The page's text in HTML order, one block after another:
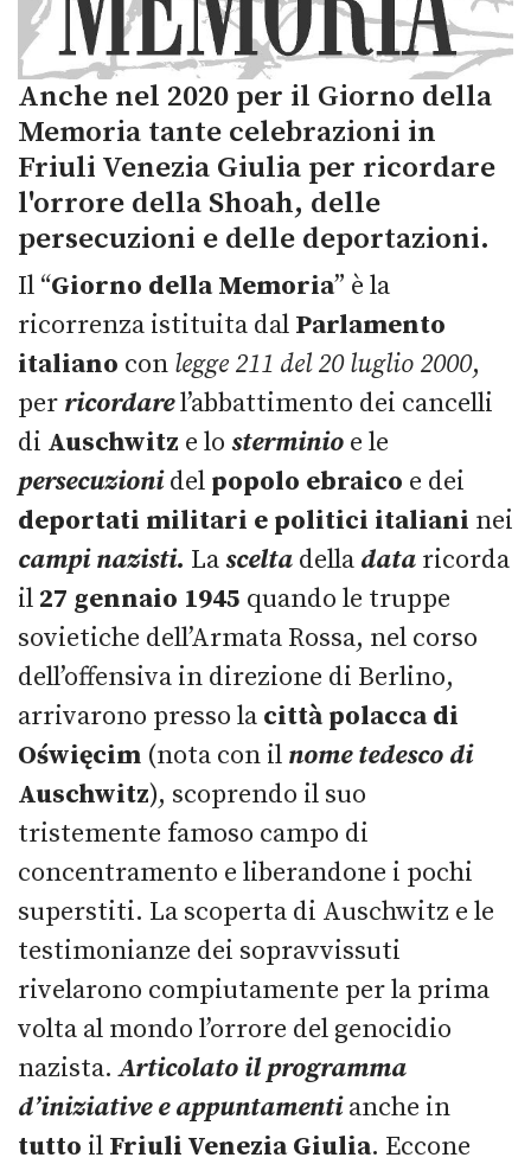
Anche nel 2020 per il Giorno della
Memoria tante celebrazioni in
Friuli Venezia Giulia per ricordare
l'orrore della Shoah, delle
persecuzioni e delle deportazioni.
Il “Giorno della Memoria” è la
ricorrenza istituita dal Parlamento
italiano con legge 211 del 20 luglio 2000,
per ricordarel’abbattimento dei cancelli
di Auschwitz e lo sterminio e le
persecuzionidel popolo ebraico e dei
deportati militari e politici italiani nei
campi nazisti. Lascelta della data ricorda
il 27 gennaio 1945 quando le truppe
sovietiche dell’Armata Rossa, nel corso
dell’offensiva in direzione di Berlino,
arrivarono presso la città polacca di
Oświęcim (nota con il nome tedesco di
Auschwitz), scoprendo il suo
tristemente famoso campo di
concentramento e liberandone i pochi
superstiti. La scoperta di Auschwitz e le
testimonianze dei sopravvissuti
rivelarono compiutamente per la prima
volta al mondo l’orrore del genocidio
nazista.Articolato il programma
d’iniziative e appuntamentianche in
tutto il Friuli Venezia Giulia. Eccone